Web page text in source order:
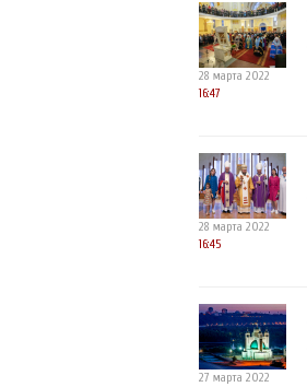
28 марта 2022
16:47
28 марта 2022
16:45
27 марта 2022